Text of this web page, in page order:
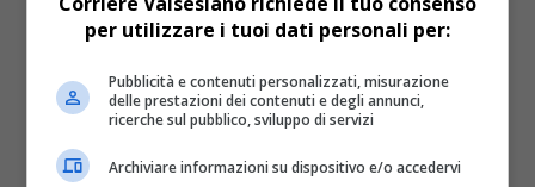
per utilizzare i tuoi dati personali per:
Pubblicità e contenuti personalizzati, misurazione
delle prestazioni dei contenuti e degli annunci,
ricerche sul pubblico, sviluppo di servizi
Archiviare informazioni su dispositivo e/o accedervi